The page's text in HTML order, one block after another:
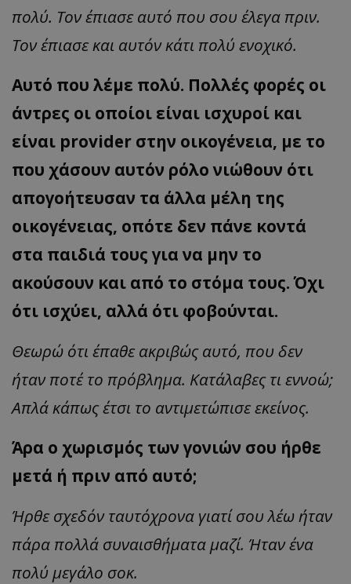
πολύ. Τον έπιασε αυτό που σου έλεγα πριν.
Τον έπιασε και αυτόν κάτι πολύ ενοχικό.
Αυτό που λέμε πολύ. Πολλές φορές οι
άντρες οι οποίοι είναι ισχυροί και
είναι provider στην οικογένεια, με το
που χάσουν αυτόν ρόλο νιώθουν ότι
απογοήτευσαν τα άλλα μέλη της
οικογένειας, οπότε δεν πάνε κοντά
στα παιδιά τους για να μην το
ακούσουν και από το στόμα τους. Όχι
ότι ισχύει, αλλά ότι φοβούνται.
Θεωρώ ότι έπαθε ακριβώς αυτό, που δεν
ήταν ποτέ το πρόβλημα. Κατάλαβες τι εννοώ;
Απλά κάπως έτσι το αντιμετώπισε εκείνος.
Άρα ο χωρισμός των γονιών σου ήρθε
μετά ή πριν από αυτό;
Ήρθε σχεδόν ταυτόχρονα γιατί σου λέω ήταν
πάρα πολλά συναισθήματα μαζί. Ήταν ένα
πολύ μεγάλο σοκ.